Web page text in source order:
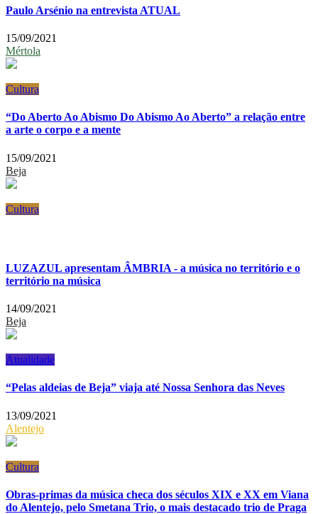
Paulo Arsénio na entrevista ATUAL
15/09/2021
Mértola
Cultura
“Do Aberto Ao Abismo Do Abismo Ao Aberto” a relação entre
a arte o corpo e a mente
15/09/2021
Beja
Cultura
LUZAZUL apresentam ÂMBRIA - a música no território e o
território na música
14/09/2021
Beja
Atualidade
“Pelas aldeias de Beja” viaja até Nossa Senhora das Neves
13/09/2021
Alentejo
Cultura
Obras-primas da música checa dos séculos XIX e XX em Viana
do Alentejo, pelo Smetana Trio, o mais destacado trio de Praga